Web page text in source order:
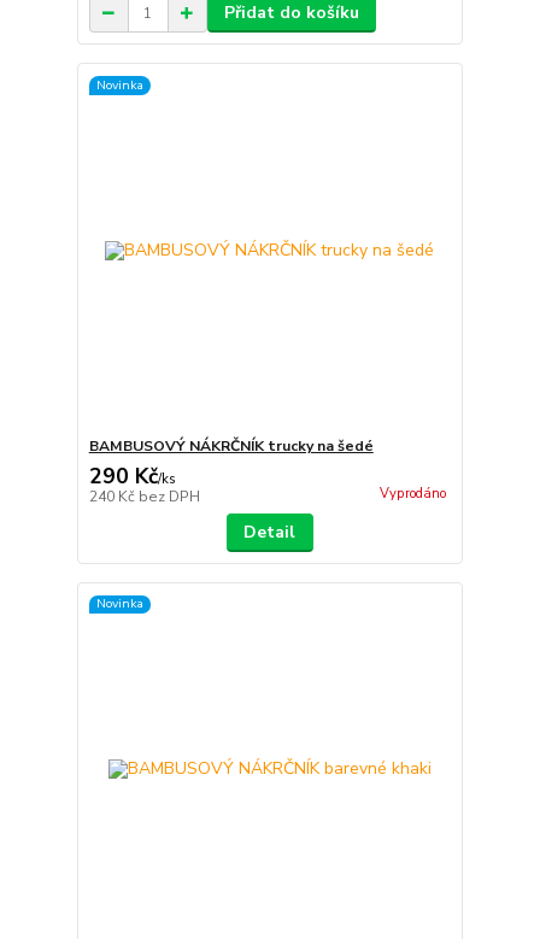
Přidat do košíku
Novinka
BAMBUSOVÝ NÁKRČNÍK trucky na šedé
290 Kč/ks
240 Kč bez DPH Vyprodáno
Detail
Novinka